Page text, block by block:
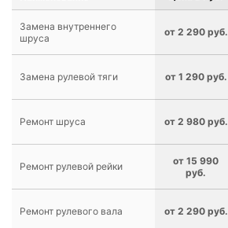
Замена внутреннего
шруса
от 2 290 руб.
Замена рулевой тяги от 1 290 руб.
Ремонт шруса от 2 980 руб.
Ремонт рулевой рейки
от 15 990
руб.
Ремонт рулевого вала от 2 290 руб.